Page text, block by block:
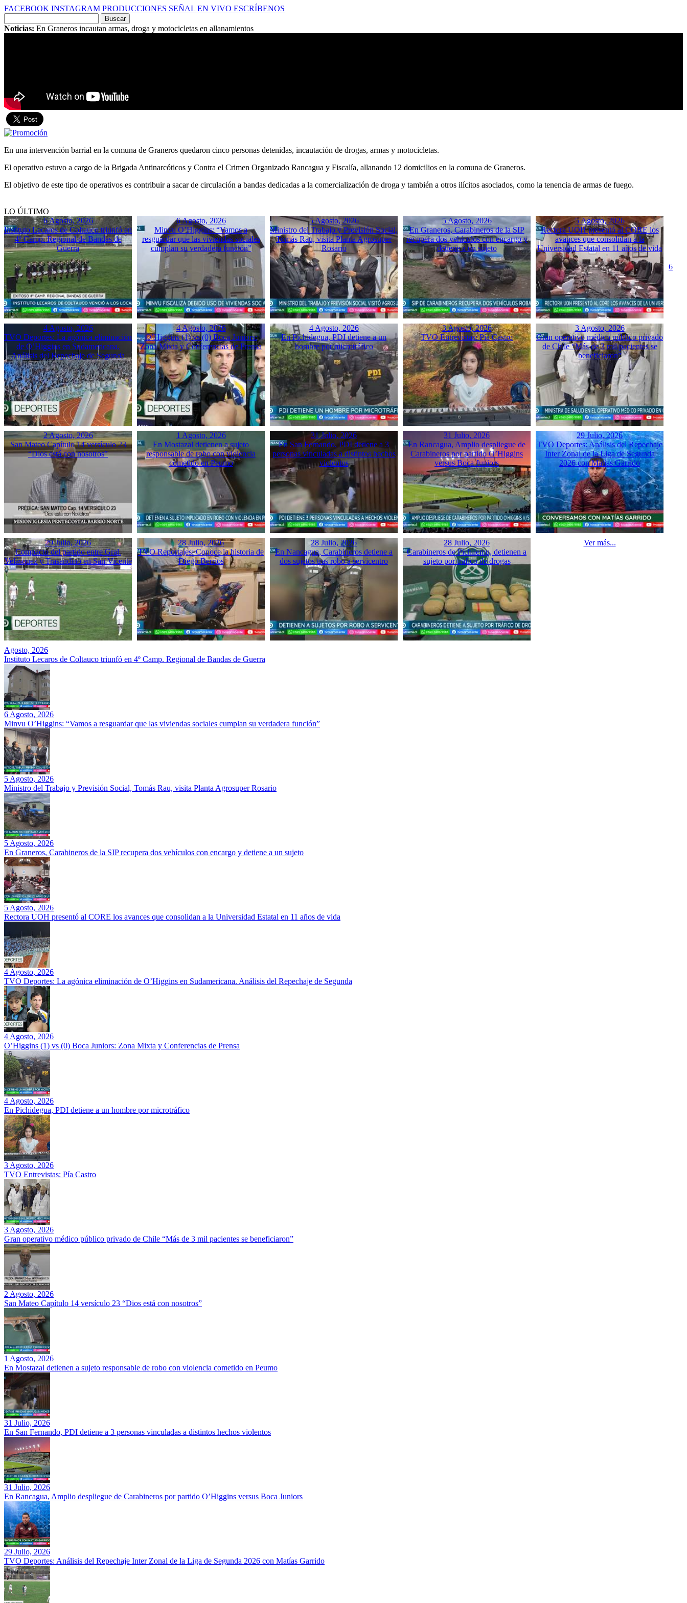
FACEBOOK INSTAGRAM PRODUCCIONES SEÑAL EN VIVO ESCRÍBENOS
por:
Noticias: En Graneros incautan armas, droga y motocicletas en allanamientos
En una intervención barrial en la comuna de Graneros quedaron cinco personas detenidas, incautación de drogas, armas y motocicletas.
El operativo estuvo a cargo de la Brigada Antinarcóticos y Contra el Crimen Organizado Rancagua y Fiscalía, allanando 12 domicilios en la comuna de Graneros.
El objetivo de este tipo de operativos es contribuir a sacar de circulación a bandas dedicadas a la comercialización de droga y también a otros ilícitos asociados, como la tenencia de armas de fuego.
LO ÚLTIMO
6 Agosto, 2026
Instituto Lecaros de Coltauco triunfó en
4º Camp. Regional de Bandas de
Guerra
6 Agosto, 2026
Minvu O’Higgins: “Vamos a
resguardar que las viviendas sociales
cumplan su verdadera función”
5 Agosto, 2026
Ministro del Trabajo y Previsión Social,
Tomás Rau, visita Planta Agrosuper
Rosario
5 Agosto, 2026
En Graneros, Carabineros de la SIP
recupera dos vehículos con encargo y
detiene a un sujeto
5 Agosto, 2026
Rectora UOH presentó al CORE los
avances que consolidan a la
Universidad Estatal en 11 años de vida
4 Agosto, 2026
TVO Deportes: La agónica eliminación
de O’Higgins en Sudamericana.
Análisis del Repechaje de Segunda
4 Agosto, 2026
O’Higgins (1) vs (0) Boca Juniors:
Zona Mixta y Conferencias de Prensa
4 Agosto, 2026
En Pichidegua, PDI detiene a un
hombre por microtráfico
3 Agosto, 2026
TVO Entrevistas: Pía Castro
3 Agosto, 2026
Gran operativo médico público privado
de Chile “Más de 3 mil pacientes se
beneficiaron”
2 Agosto, 2026
San Mateo Capítulo 14 versículo 23
“Dios está con nosotros”
1 Agosto, 2026
En Mostazal detienen a sujeto
responsable de robo con violencia
cometido en Peumo
31 Julio, 2026
En San Fernando, PDI detiene a 3
personas vinculadas a distintos hechos
violentos
31 Julio, 2026
En Rancagua, Amplio despliegue de
Carabineros por partido O’Higgins
versus Boca Juniors
29 Julio, 2026
TVO Deportes: Análisis del Repechaje
Inter Zonal de la Liga de Segunda
2026 con Matías Garrido
29 Julio, 2026
Compacto del partido entre Gral.
Velásquez y Trasandino en San Vicente
28 Julio, 2026
TVO Reportajes: Conoce la historia de
Diego Berrios
28 Julio, 2026
En Nancagua, Carabineros detiene a
dos sujetos tras robo a servicentro
28 Julio, 2026
Carabineros de Pichilemu, detienen a
sujeto por tráfico de drogas
Ver más...
6
Agosto, 2026
Instituto Lecaros de Coltauco triunfó en 4º Camp. Regional de Bandas de Guerra
6 Agosto, 2026
Minvu O’Higgins: “Vamos a resguardar que las viviendas sociales cumplan su verdadera función”
5 Agosto, 2026
Ministro del Trabajo y Previsión Social, Tomás Rau, visita Planta Agrosuper Rosario
5 Agosto, 2026
En Graneros, Carabineros de la SIP recupera dos vehículos con encargo y detiene a un sujeto
5 Agosto, 2026
Rectora UOH presentó al CORE los avances que consolidan a la Universidad Estatal en 11 años de vida
4 Agosto, 2026
TVO Deportes: La agónica eliminación de O’Higgins en Sudamericana. Análisis del Repechaje de Segunda
4 Agosto, 2026
O’Higgins (1) vs (0) Boca Juniors: Zona Mixta y Conferencias de Prensa
4 Agosto, 2026
En Pichidegua, PDI detiene a un hombre por microtráfico
3 Agosto, 2026
TVO Entrevistas: Pía Castro
3 Agosto, 2026
Gran operativo médico público privado de Chile “Más de 3 mil pacientes se beneficiaron”
2 Agosto, 2026
San Mateo Capítulo 14 versículo 23 “Dios está con nosotros”
1 Agosto, 2026
En Mostazal detienen a sujeto responsable de robo con violencia cometido en Peumo
31 Julio, 2026
En San Fernando, PDI detiene a 3 personas vinculadas a distintos hechos violentos
31 Julio, 2026
En Rancagua, Amplio despliegue de Carabineros por partido O’Higgins versus Boca Juniors
29 Julio, 2026
TVO Deportes: Análisis del Repechaje Inter Zonal de la Liga de Segunda 2026 con Matías Garrido